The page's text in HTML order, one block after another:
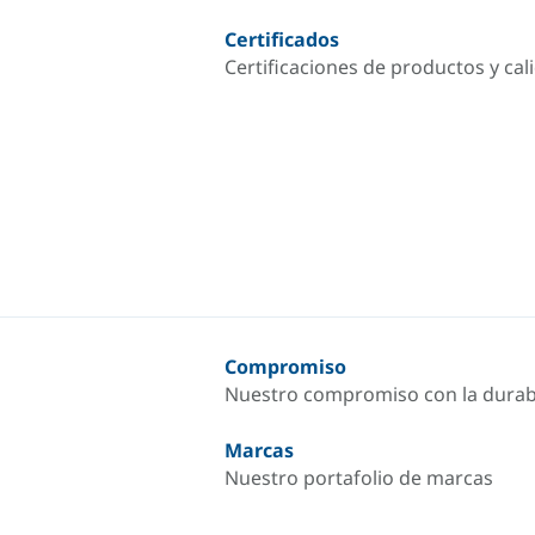
Certificados
Certificaciones de productos y
Compromiso
Nuestro compromiso con la
Marcas
Nuestro portafolio de marcas